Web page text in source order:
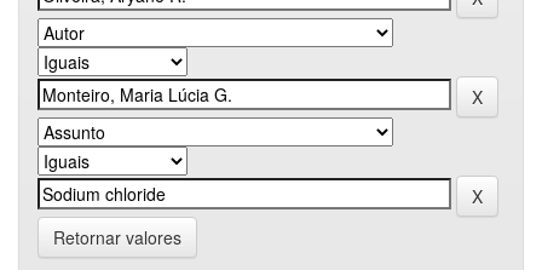
Retornar valores